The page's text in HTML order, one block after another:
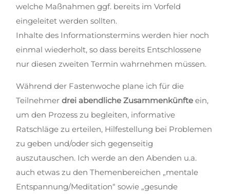
welche Maßnahmen ggf. bereits im Vorfeld
eingeleitet werden sollten.
Inhalte des Informationstermins werden hier noch
einmal wiederholt, so dass bereits Entschlossene
nur diesen zweiten Termin wahrnehmen müssen.
Während der Fastenwoche plane ich für die
Teilnehmerdrei abendliche Zusammenkünfte ein,
um den Prozess zu begleiten, informative
Ratschläge zu erteilen, Hilfestellung bei Problemen
zu geben und/oder sich gegenseitig
auszutauschen. Ich werde an den Abenden u.a.
auch etwas zu den Themenbereichen „mentale
Entspannung/Meditation“ sowie „gesunde